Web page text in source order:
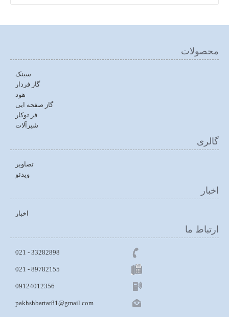
محصولات
سینک
گاز فردار
هود
گاز صفحه ایی
فر توکار
شیرآلات
گالری
تصاویر
ویدئو
اخبار
اخبار
ارتباط ما
33282898 - 021
021 - 89782155
09124012356
pakhshbartar81@gmail.com